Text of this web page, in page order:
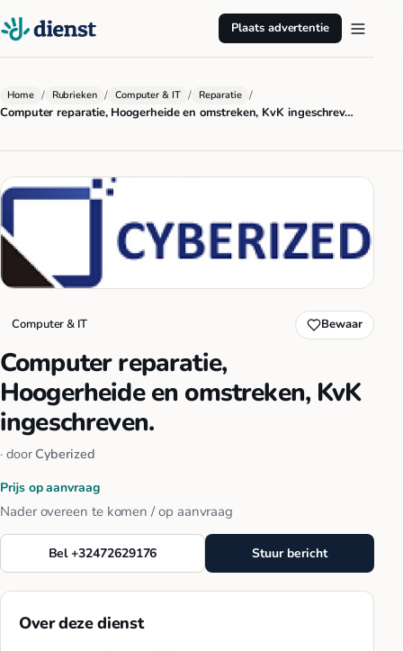
Plaats advertentie
Home / Rubrieken / Computer & IT / Reparatie /
Computer reparatie, Hoogerheide en omstreken, KvK ingeschrev…
Computer & IT Bewaar
Computer reparatie,
Hoogerheide en omstreken, KvK
ingeschreven.
· door Cyberized
Prijs op aanvraag
Nader overeen te komen / op aanvraag
Bel +32472629176 Stuur bericht
Over deze dienst